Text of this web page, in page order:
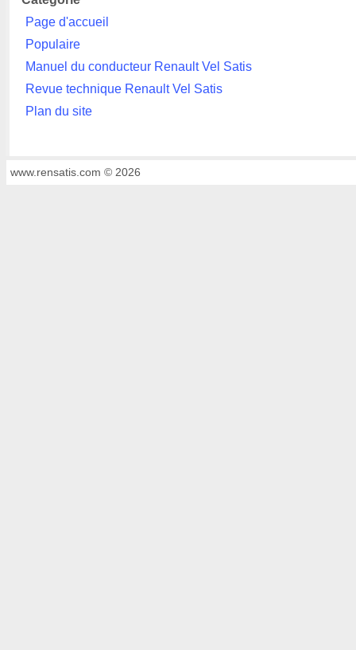
Page d'accueil
Populaire
Manuel du conducteur Renault Vel Satis
Revue technique Renault Vel Satis
Plan du site
www.rensatis.com © 2026